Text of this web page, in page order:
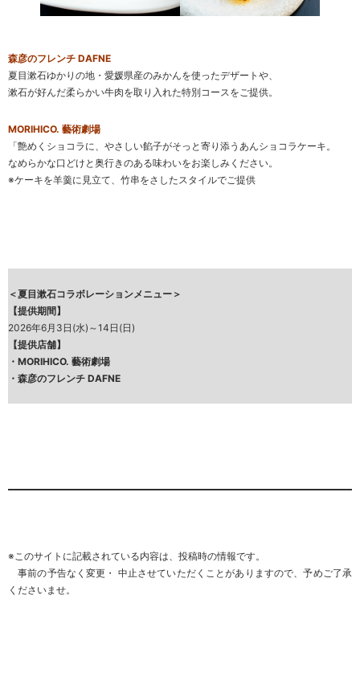
森彦のフレンチ DAFNE
夏目漱石ゆかりの地・愛媛県産のみかんを使ったデザートや、
漱石が好んだ柔らかい牛肉を取り入れた特別コースをご提供。
MORIHICO. 藝術劇場
「艶めくショコラに、やさしい餡子がそっと寄り添うあんショコラケーキ。
なめらかな口どけと奥行きのある味わいをお楽しみください。
※ケーキを羊羹に見立て、竹串をさしたスタイルでご提供
＜夏目漱石コラボレーションメニュー＞
【提供期間】
2026年6月3日(水)～14日(日)
【提供店舗】
・ MORIHICO. 藝術劇場
・ 森彦のフレンチ DAFNE
※このサイトに記載されている内容は、投稿時の情報です。
事前の予告なく変更・ 中止させていただくことがありますので、予めご了承
くださいませ。